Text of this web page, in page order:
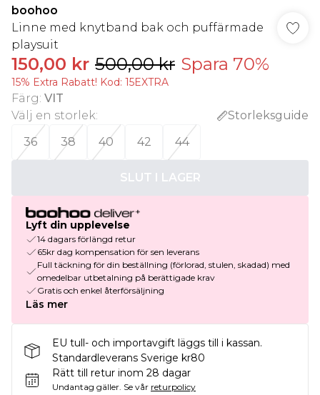
boohoo
Linne med knytband bak och puffärmade
playsuit
150,00 kr 500,00 kr Spara 70%
15% Extra Rabatt! Kod: 15EXTRA
Färg: VIT
Välj en storlek:
Storleksguide
36
38 40 42 44
SLUT I LAGER
Lyft din upplevelse
14 dagars förlängd retur
65kr dag kompensation för sen leverans
Full täckning för din beställning (förlorad, stulen, skadad) med
omedelbar utbetalning på berättigade krav
Gratis och enkel återförsäljning
Läs mer
EU tull- och importavgift läggs till i kassan.
Standardleverans Sverige kr80
Rätt till retur inom 28 dagar
Undantag gäller. Se vår returpolicy